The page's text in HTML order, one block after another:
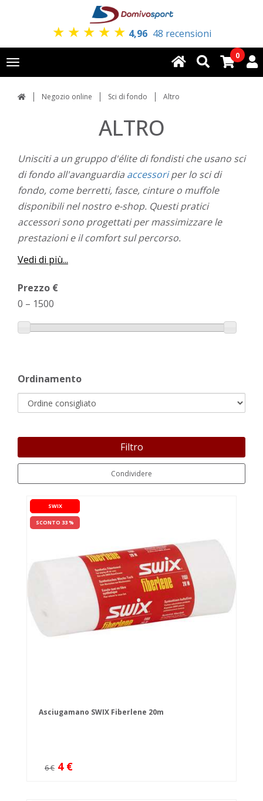
★ ★ ★ ★ ★ 4,96 48 recensioni
Toggle
navigation
0
Negozio online Sci di fondo Altro
ALTRO
Unisciti a un gruppo d'élite di fondisti che usano sci
di fondo all'avanguardia accessoriper lo sci di
fondo, come berretti, fasce, cinture o muffole
disponibili nel nostro e-shop. Questi pratici
accessori sono progettati per massimizzare le
prestazioni e il comfort sul percorso.
Vedi di più...
Prezzo €
0 – 1500
Ordinamento
Filtro
Condividere
SWIX
SCONTO 33 %
Asciugamano SWIX Fiberlene 20m
6 € 4 €